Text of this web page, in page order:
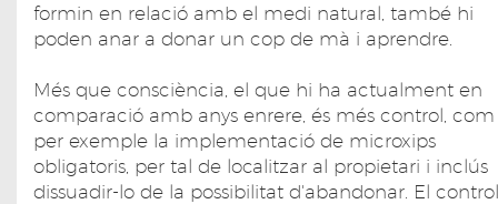
formin en relació amb el medi natural, també hi
poden anar a donar un cop de mà i aprendre.
Més que consciència, el que hi ha actualment en
comparació amb anys enrere, és més control, com
per exemple la implementació de microxips
obligatoris, per tal de localitzar al propietari i inclús
dissuadir-lo de la possibilitat d'abandonar. El control